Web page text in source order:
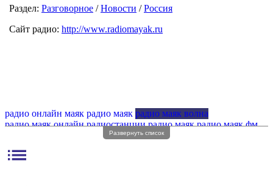
Раздел: Разговорное /Новости /Россия
Сайт радио: http://www.radiomayak.ru
радио онлайн маяк радио маяк радио маяк волна
радио маяк онлайн радиостанции радио маяк радио маяк фм
радио маяк без перерыва
радио маяк fm частота
Развернуть список
list